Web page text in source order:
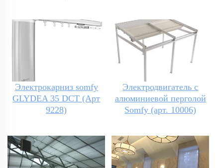
Электрокарниз somfy
GLYDEA 35 DCT (Арт
9228)
Электродвигатель с
алюминиевой перголой
Somfy (арт. 10006)